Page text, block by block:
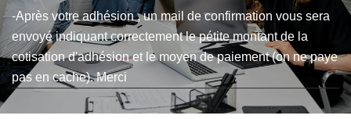
-Après votre adhésion , un mail de confirmation vous sera
envoyé indiquant correctement le pétite montant de la
cotisation d'adhésion et le moyen de paiement (on ne paye
pas en cache). Merci